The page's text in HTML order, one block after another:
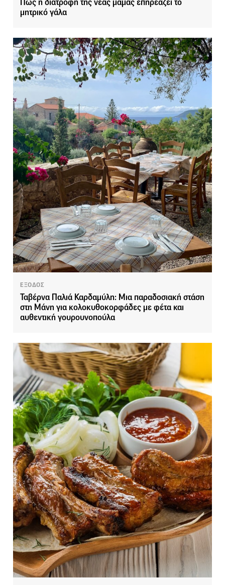
Πώς η διατροφή της νέας μαμάς επηρεάζει το
μητρικό γάλα
ΕΞΟΔΟΣ
Ταβέρνα Παλιά Καρδαμύλη: Μια παραδοσιακή στάση
στη Μάνη για κολοκυθοκορφάδες με φέτα και
αυθεντική γουρουνοπούλα